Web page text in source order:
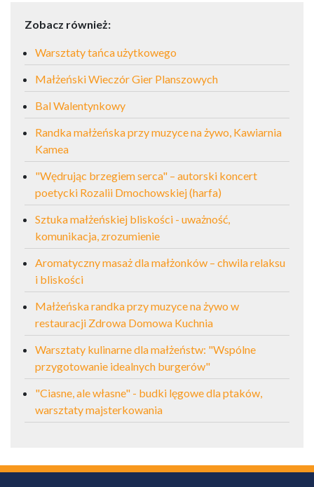
Zobacz również:
Warsztaty tańca użytkowego
Małżeński Wieczór Gier Planszowych
Bal Walentynkowy
Randka małżeńska przy muzyce na żywo, Kawiarnia
Kamea
"Wędrując brzegiem serca" – autorski koncert
poetycki Rozalii Dmochowskiej (harfa)
Sztuka małżeńskiej bliskości - uważność,
komunikacja, zrozumienie
Aromatyczny masaż dla małżonków – chwila relaksu
i bliskości
Małżeńska randka przy muzyce na żywo w
restauracji Zdrowa Domowa Kuchnia
Warsztaty kulinarne dla małżeństw: "Wspólne
przygotowanie idealnych burgerów"
"Ciasne, ale własne" - budki lęgowe dla ptaków,
warsztaty majsterkowania